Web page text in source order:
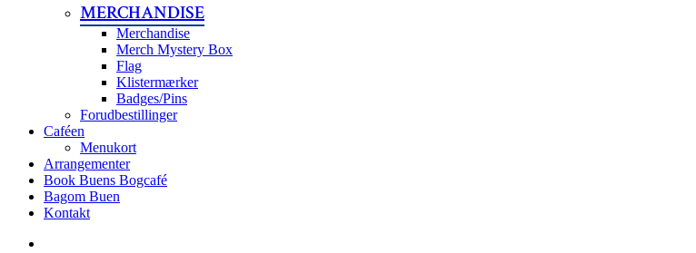
MERCHANDISE
Merchandise
Merch Mystery Box
Flag
Klistermærker
Badges/Pins
Forudbestillinger
Caféen
Menukort
Arrangementer
Book Buens Bogcafé
Bagom Buen
Kontakt